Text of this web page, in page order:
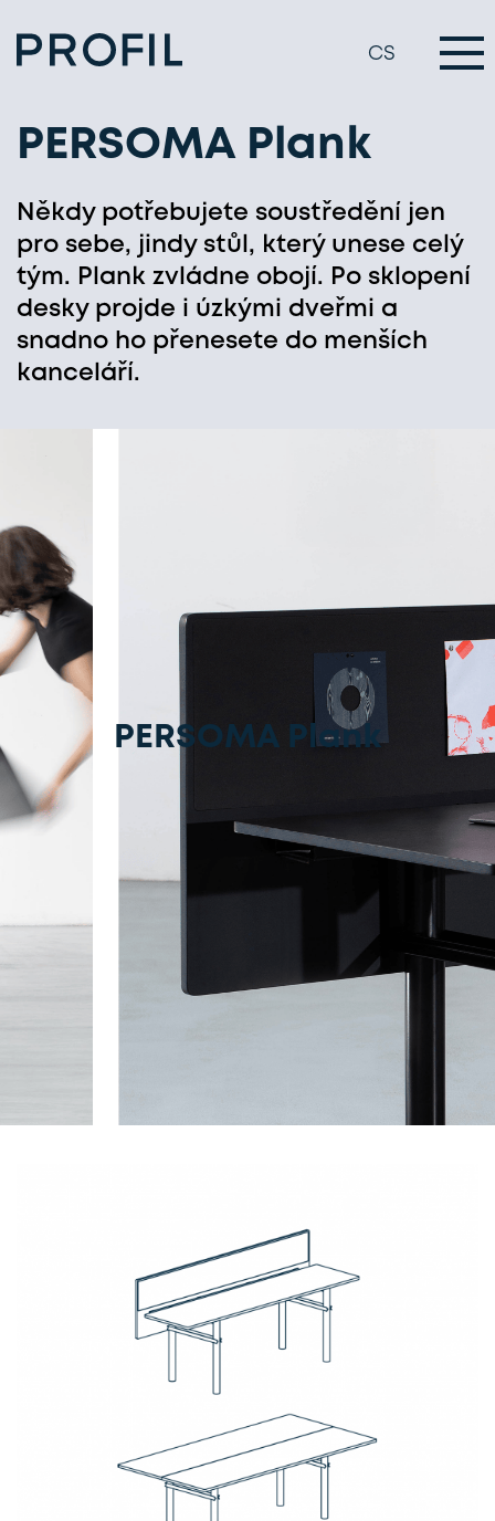
CS
PERSOMA Plank
Někdy potřebujete soustředění jen
pro sebe, jindy stůl, který unese celý
tým. Plank zvládne obojí. Po sklopení
desky projde i úzkými dveřmi a
snadno ho přenesete do menších
kanceláří.
PERSOMA Plank